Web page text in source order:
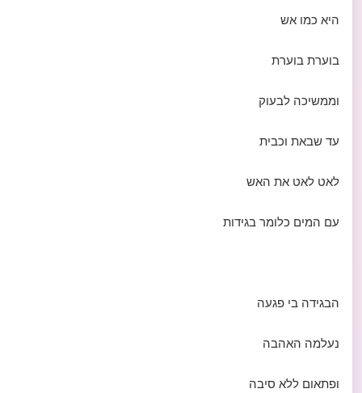
היא כמו אש
בוערת בוערת
וממשיכה לבעוק
עד שבאת וכבית
לאט לאט את האש
עם המים כלומר בגידות
הבגידה בי פגעה
נעלמה האהבה
ופתאום ללא סיבה